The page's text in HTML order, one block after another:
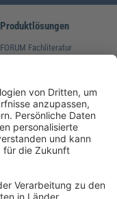
Produktlösungen
FORUM Fachliteratur